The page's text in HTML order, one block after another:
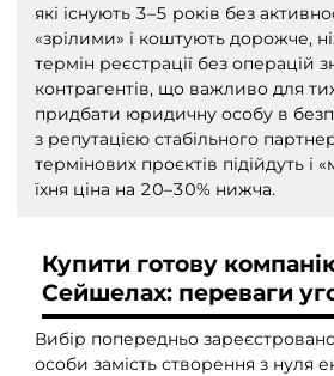
які існують 3–5 років без
«зрілими» і коштують дорожче,
термін реєстрації без операцій
контрагентів, що важливо для
придбати юридичну особу в
з репутацією стабільного
термінових проєктів підійдуть і
їхня ціна на 20–30% нижча.
Купити готову
Сейшелах: переваги
Вибір попередньо
особи замість створення з нуля